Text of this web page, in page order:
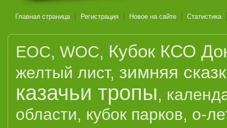
Главная страница Регистрация Новое на сайте Статистика
EOC, WOC, Кубок КСО
желтый лист, зимняя
казачьи тропы,
области, кубок парков, о-